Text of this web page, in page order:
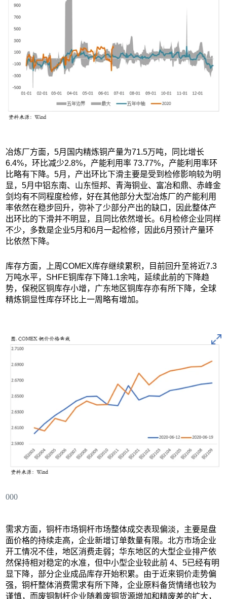
冶炼厂方面，5月国内精炼铜产量为71.5万吨，同比增长
6.4%，环比减少2.8%，产能利用率 73.77%，产能利用率环
比略有下降。5月，产出环比下滑主要是受到检修影响较为明
显，5月中铝东南、山东恒邦、青海铜业、富冶和鼎、赤峰金
剑均有不同程度检修，好在其他部分大型冶炼厂的产能利用
率依然在稳步回升，弥补了少部分产出的缺口，因此整体产
出环比的下滑并不明显，且同比依然增长。6月检修企业同样
不少，多数是企业5月和6月一起检修，因此6月预计产量环
比依然下降。
库存方面，上周COMEX库存继续累积，目前回升至将近7.3
万吨水平，SHFE铜库存下降1.1余吨，延续此前的下降趋
势，保税区铜库存小增，广东地区铜库存亦有所下降，全球
精炼铜显性库存环比上一周略有增加。
000
需求方面，铜杆市场铜杆市场整体成交表现偏淡，主要是盘
面价格的持续走高，企业新增订单数量有限。北方市场企业
开工情况不佳，地区消费走弱；华东地区的大型企业排产依
然保持相对稳定的水准，但中小型企业较此前 4、5已经有明
显下降，部分企业成品库存开始积累。由于近来铜价走势偏
强，铜杆整体消费需求有所下降，企业原料备货情绪也较为
谨慎，而废铜制杆企业随着废铜货源增加和精废差的扩大，